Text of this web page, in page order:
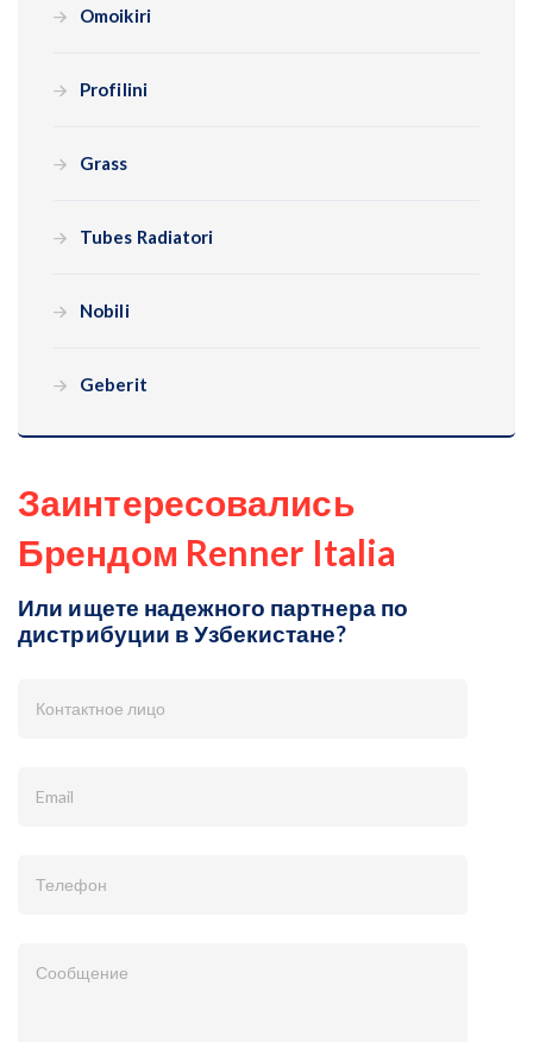
Omoikiri
Profilini
Grass
Tubes Radiatori
Nobili
Geberit
Заинтересовались
Брендом Renner Italia
Или ищете надежного партнера по
дистрибуции в Узбекистане?